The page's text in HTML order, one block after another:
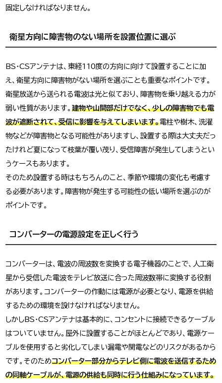
固定しなければなりません。
衛星方向に障害物のない場所を設置位置に選ぶ
BS・CSアンテナは、東経110度の方向に向けて設置することに加
え、衛星方向に障害物がない場所を選ぶことも重要なポイントです。
衛星放送から送られる電波は光と似ており、障害物を乗り越える力が
弱い性質があります。建物や山間部だけでなく、少しの障害物でも電
波が遮断されて、受信に影響を与えてしまいます。電柱や樹木、洗濯
物などが障害物となる可能性がありますし、設置する際は大丈夫だっ
たけれど夏になって枝葉が覆い茂り、受信障害が発生してしまうとい
うケースもあります。
そのため設置する時はもちろんのこと、季節や環境の変化も考慮す
る必要があります。障害物が発生する可能性の低い場所を選ぶのが
ポイントです。
コンバーターの電源設定を正しく行う
コンバーターは、電波の周波数を変換する電子機器のことで、人工衛
星から受信した電波をテレビ放送に合った周波数帯に変換する役割
があります。コンバーターの作動には電源が必要となり、電源を供給
するための環境を設けなければなりません。
しかしBS・CSアンテナは基本的に、コンセントに接続できるケーブル
はついていません。屋外に設置することがほとんどであり、電源ケー
ブルを使用すると劣化してしまい漏電や関電などのリスクがあるから
です。そのためコンバーター部分からテレビ側に電波を送信するため
の同軸ケーブルが、電源の供給も同時に行う仕組みになっています。